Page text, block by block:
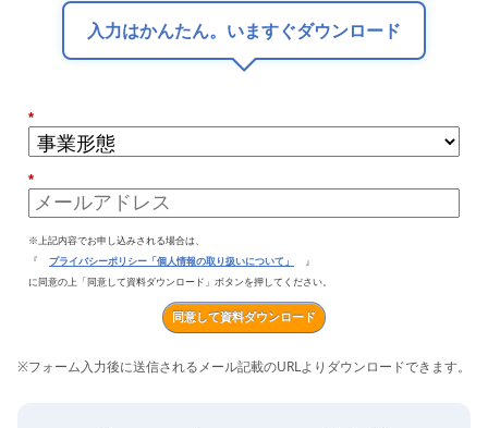
入力はかんたん。いますぐダウンロード
*
*
※上記内容でお申し込みされる場合は、
『
プライバシーポリシー「個人情報の取り扱いについて」
』
に同意の上「同意して資料ダウンロード」ボタンを押してください。
同意して資料ダウンロード
※フォーム入力後に送信されるメール記載のURLよりダウンロードできます。